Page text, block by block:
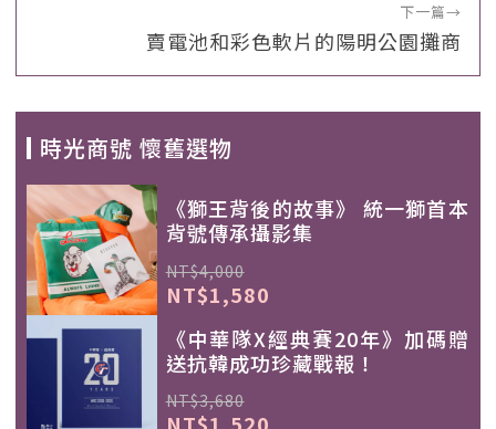
下一篇→
賣電池和彩色軟片的陽明公園攤商
時光商號 懷舊選物
《獅王背後的故事》 統一獅首本
背號傳承攝影集
NT$4,000
NT$1,580
《中華隊X經典賽20年》加碼贈
送抗韓成功珍藏戰報！
NT$3,680